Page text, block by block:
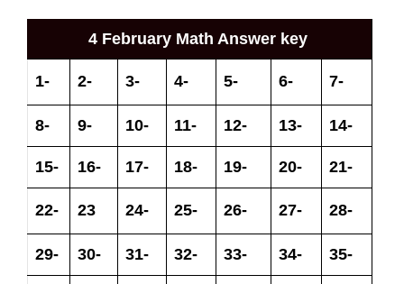
4 February Math Answer key
1- 2- 3- 4- 5- 6- 7-
8- 9- 10- 11- 12- 13- 14-
15- 16- 17- 18- 19- 20- 21-
22- 23 24- 25- 26- 27- 28-
29- 30- 31- 32- 33- 34- 35-